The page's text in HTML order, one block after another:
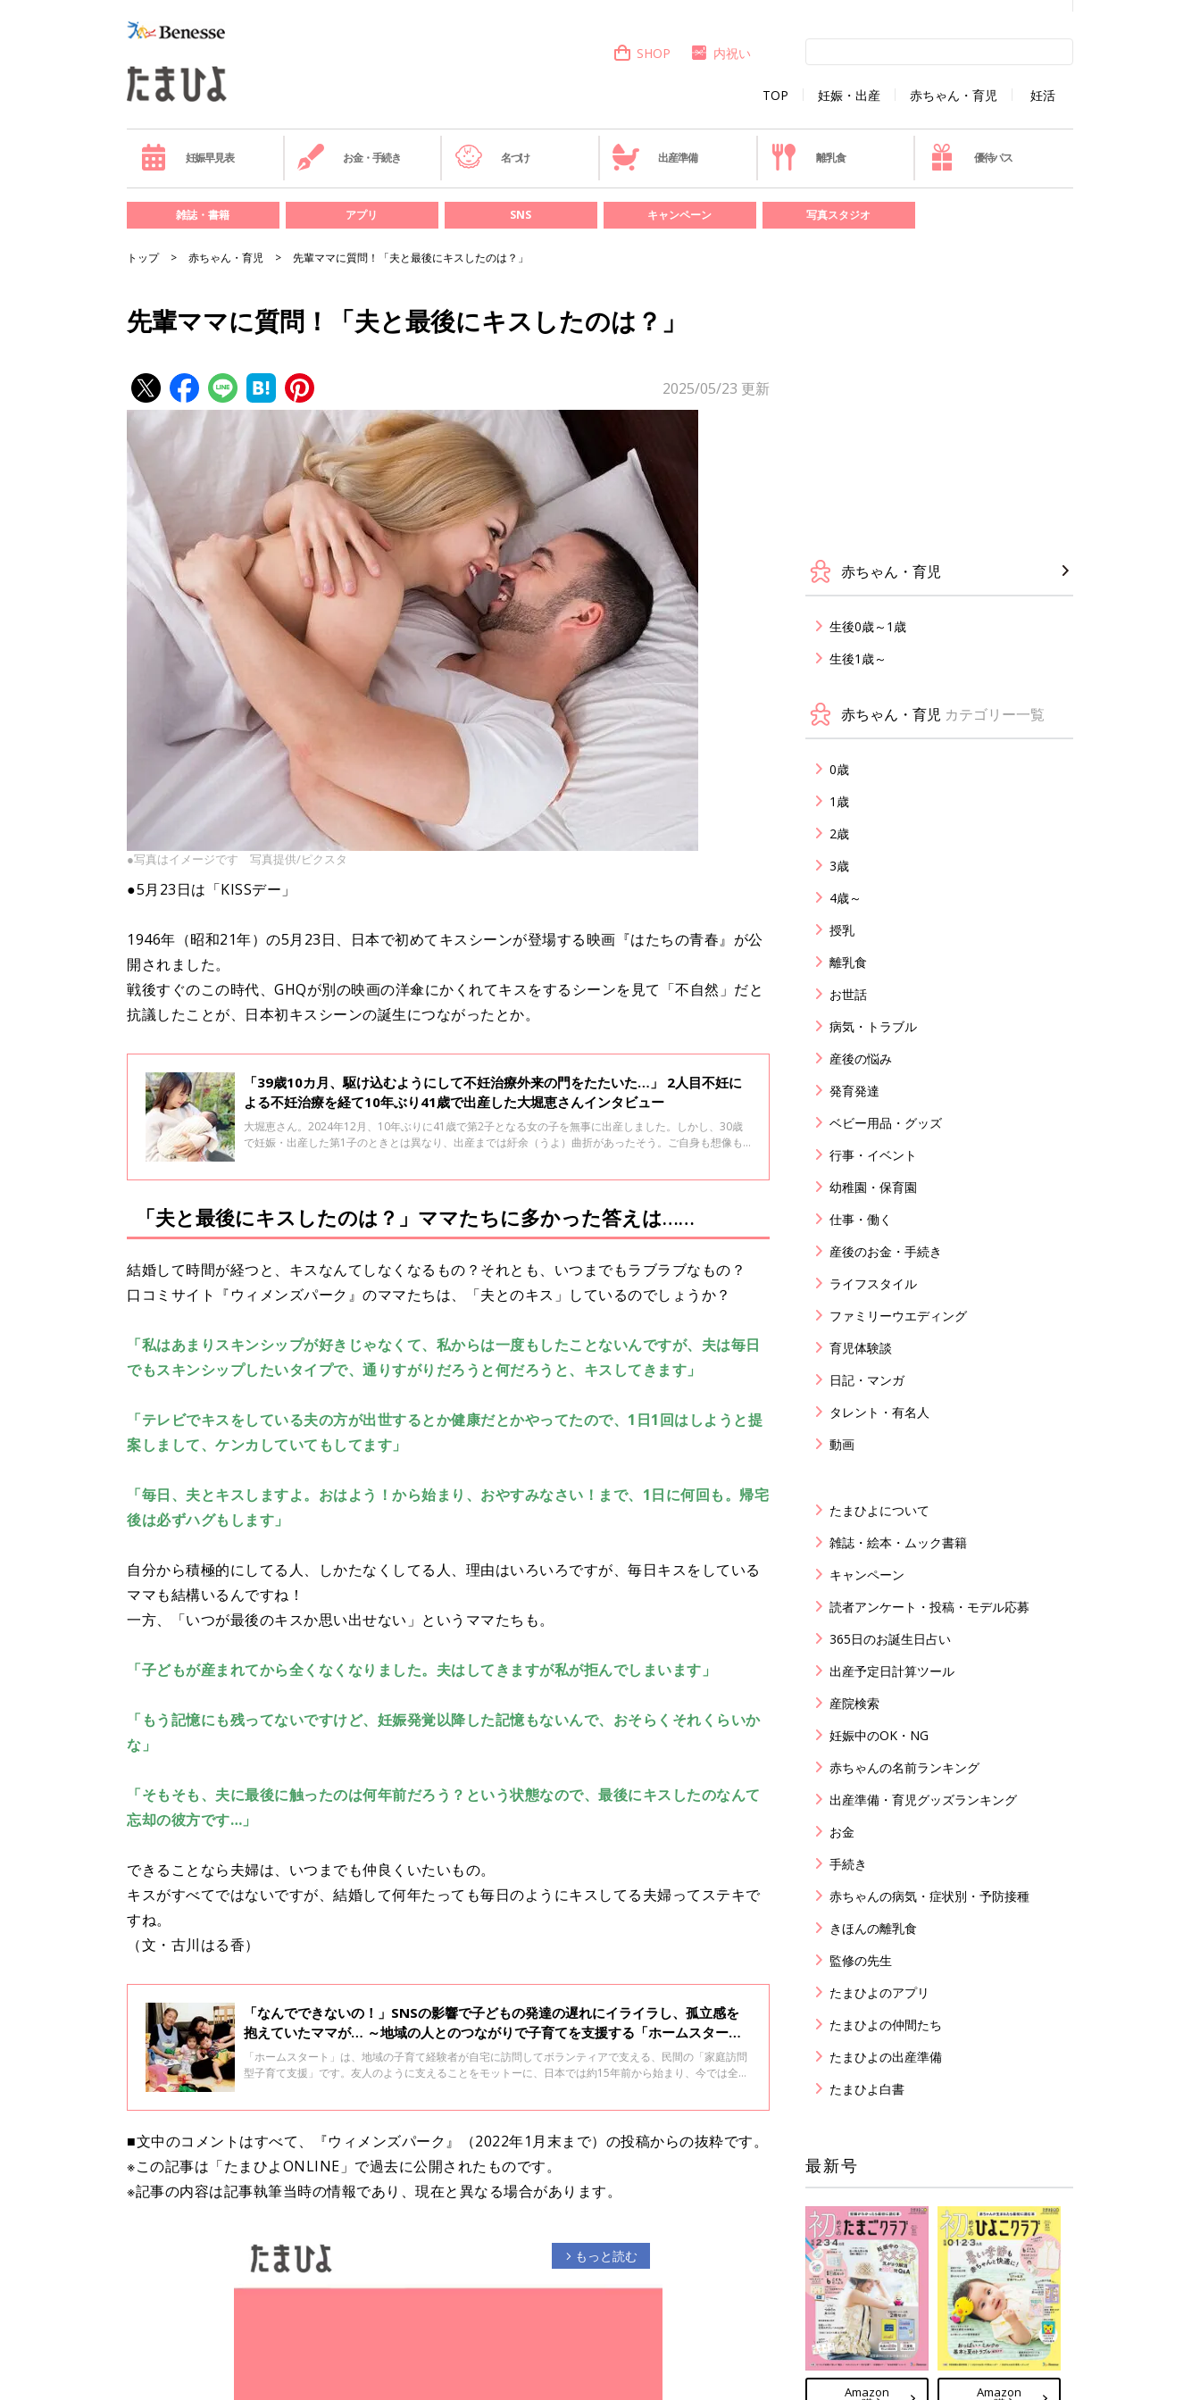
TOP 妊娠・出産 赤ちゃん・育児 妊活
SHOP 内祝い
妊娠早見表 お金・手続き 名づけ 出産準備 離乳食 優待パス
雑誌・書籍 アプリ SNS キャンペーン 写真スタジオ
トップ 赤ちゃん・育児 先輩ママに質問！「夫と最後にキスしたのは？」
先輩ママに質問！「夫と最後にキスしたのは？」
2025/05/23 更新
●写真はイメージです 写真提供/ピクスタ
●5月23日は「KISSデー」
1946年（昭和21年）の5月23日、日本で初めてキスシーンが登場する映画『はたちの青春』が公
開されました。
戦後すぐのこの時代、GHQが別の映画の洋傘にかくれてキスをするシーンを見て「不自然」だと
抗議したことが、日本初キスシーンの誕生につながったとか。
「39歳10カ月、駆け込むようにして不妊治療外来の門をたたいた…」 2人目不妊に
よる不妊治療を経て10年ぶり41歳で出産した大堀恵さんインタビュー
大堀恵さん。2024年12月、10年ぶりに41歳で第2子となる女の子を無事に出産しました。しかし、30歳
で妊娠・出産した第1子のときとは異なり、出産までは紆余（うよ）曲折があったそう。ご自身も想像も
「夫と最後にキスしたのは？」ママたちに多かった答えは……
結婚して時間が経つと、キスなんてしなくなるもの？それとも、いつまでもラブラブなもの？
口コミサイト『ウィメンズパーク』のママたちは、「夫とのキス」しているのでしょうか？
「私はあまりスキンシップが好きじゃなくて、私からは一度もしたことないんですが、夫は毎日
でもスキンシップしたいタイプで、通りすがりだろうと何だろうと、キスしてきます」
「テレビでキスをしている夫の方が出世するとか健康だとかやってたので、1日1回はしようと提
案しまして、ケンカしていてもしてます」
「毎日、夫とキスしますよ。おはよう！から始まり、おやすみなさい！まで、1日に何回も。帰宅
後は必ずハグもします」
自分から積極的にしてる人、しかたなくしてる人、理由はいろいろですが、毎日キスをしている
ママも結構いるんですね！
一方、「いつが最後のキスか思い出せない」というママたちも。
「子どもが産まれてから全くなくなりました。夫はしてきますが私が拒んでしまいます」
「もう記憶にも残ってないですけど、妊娠発覚以降した記憶もないんで、おそらくそれくらいか
な」
「そもそも、夫に最後に触ったのは何年前だろう？という状態なので、最後にキスしたのなんて
忘却の彼方です…」
できることなら夫婦は、いつまでも仲良くいたいもの。
キスがすべてではないですが、結婚して何年たっても毎日のようにキスしてる夫婦ってステキで
すね。
（文・古川はる香）
「なんでできないの！」SNSの影響で子どもの発達の遅れにイライラし、孤立感を
抱えていたママが… ～地域の人とのつながりで子育てを支援する「ホームスター
ト」の存在～
「ホームスタート」は、地域の子育て経験者が自宅に訪問してボランティアで支える、民間の「家庭訪問
型子育て支援」です。友人のように支えることをモットーに、日本では約15年前から始まり、今では全国
■文中のコメントはすべて、『ウィメンズパーク』（2022年1月末まで）の投稿からの抜粋です。
※この記事は「たまひよONLINE」で過去に公開されたものです。
※記事の内容は記事執筆当時の情報であり、現在と異なる場合があります。
arrow_forward_ios もっと読む
赤ちゃん・育児
生後0歳～1歳
生後1歳～
赤ちゃん・育児 カテゴリー一覧
0歳
1歳
2歳
3歳
4歳～
授乳
離乳食
お世話
病気・トラブル
産後の悩み
発育発達
ベビー用品・グッズ
行事・イベント
幼稚園・保育園
仕事・働く
産後のお金・手続き
ライフスタイル
ファミリーウエディング
育児体験談
日記・マンガ
タレント・有名人
動画
たまひよについて
雑誌・絵本・ムック書籍
キャンペーン
読者アンケート・投稿・モデル応募
365日のお誕生日占い
出産予定日計算ツール
産院検索
妊娠中のOK・NG
赤ちゃんの名前ランキング
出産準備・育児グッズランキング
お金
手続き
赤ちゃんの病気・症状別・予防接種
きほんの離乳食
監修の先生
たまひよのアプリ
たまひよの仲間たち
たまひよの出産準備
たまひよ白書
最新号
Amazon Amazon